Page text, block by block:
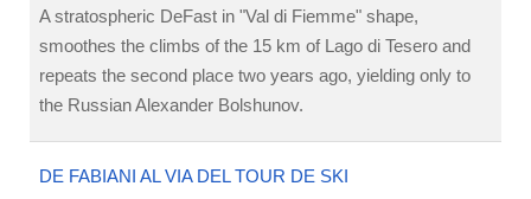
A stratospheric DeFast in "Val di Fiemme" shape,
smoothes the climbs of the 15 km of Lago di Tesero and
repeats the second place two years ago, yielding only to
the Russian Alexander Bolshunov.
DE FABIANI AL VIA DEL TOUR DE SKI